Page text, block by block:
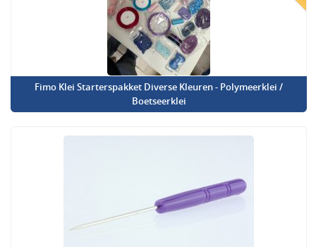
Fimo Klei Starterspakket Diverse Kleuren - Polymeerklei /
Boetseerklei